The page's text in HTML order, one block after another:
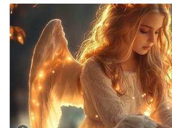
Životní styl
ZÁBAVA
Všechny kategorie
Testy a kvízy
BYDLENÍ
Všechny kategorie
Tvoření
Rady a tipy
BurdaMedia
Extra
SVĚT ŽENY -
ROČNÍ